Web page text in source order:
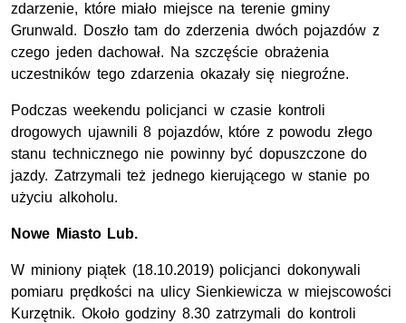
zdarzenie, które miało miejsce na terenie gminy
Grunwald. Doszło tam do zderzenia dwóch pojazdów z
czego jeden dachował. Na szczęście obrażenia
uczestników tego zdarzenia okazały się niegroźne.
Podczas weekendu policjanci w czasie kontroli
drogowych ujawnili 8 pojazdów, które z powodu złego
stanu technicznego nie powinny być dopuszczone do
jazdy. Zatrzymali też jednego kierującego w stanie po
użyciu alkoholu.
Nowe Miasto Lub.
W miniony piątek (18.10.2019) policjanci dokonywali
pomiaru prędkości na ulicy Sienkiewicza w miejscowości
Kurzętnik. Około godziny 8.30 zatrzymali do kontroli